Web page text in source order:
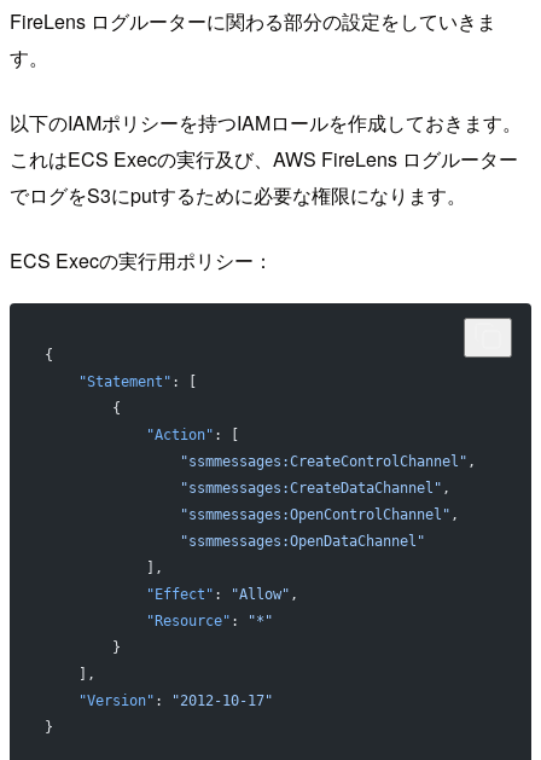
FireLens ログルーターに関わる部分の設定をしていきま
す。
以下のIAMポリシーを持つIAMロールを作成しておきます。
これはECS Execの実行及び、AWS FireLens ログルーター
でログをS3にputするために必要な権限になります。
ECS Execの実行用ポリシー：
{
    "Statement"
: [
        {
            "Action"
: [
                "ssmmessages:CreateControlChannel"
,
                "ssmmessages:CreateDataChannel"
,
                "ssmmessages:OpenControlChannel"
,
                "ssmmessages:OpenDataChannel"
            ],
            "Effect"
: "Allow" ,
            "Resource"
:
"*"
        }
    ],
    "Version"
:
"2012-10-17"
}